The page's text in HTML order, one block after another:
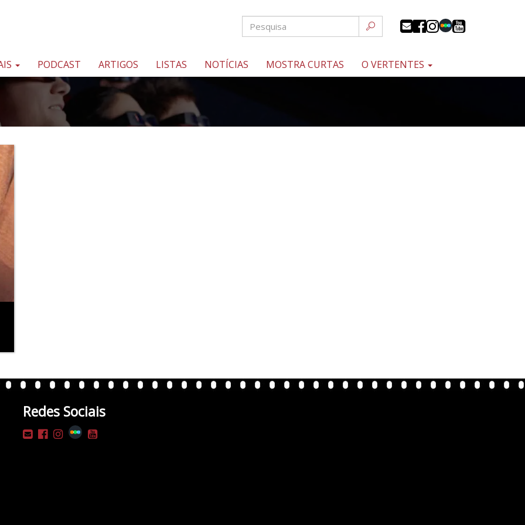
PODCAST ARTIGOS LISTAS NOTÍCIAS MOSTRA CURTAS O VERTENTES
Redes Sociais